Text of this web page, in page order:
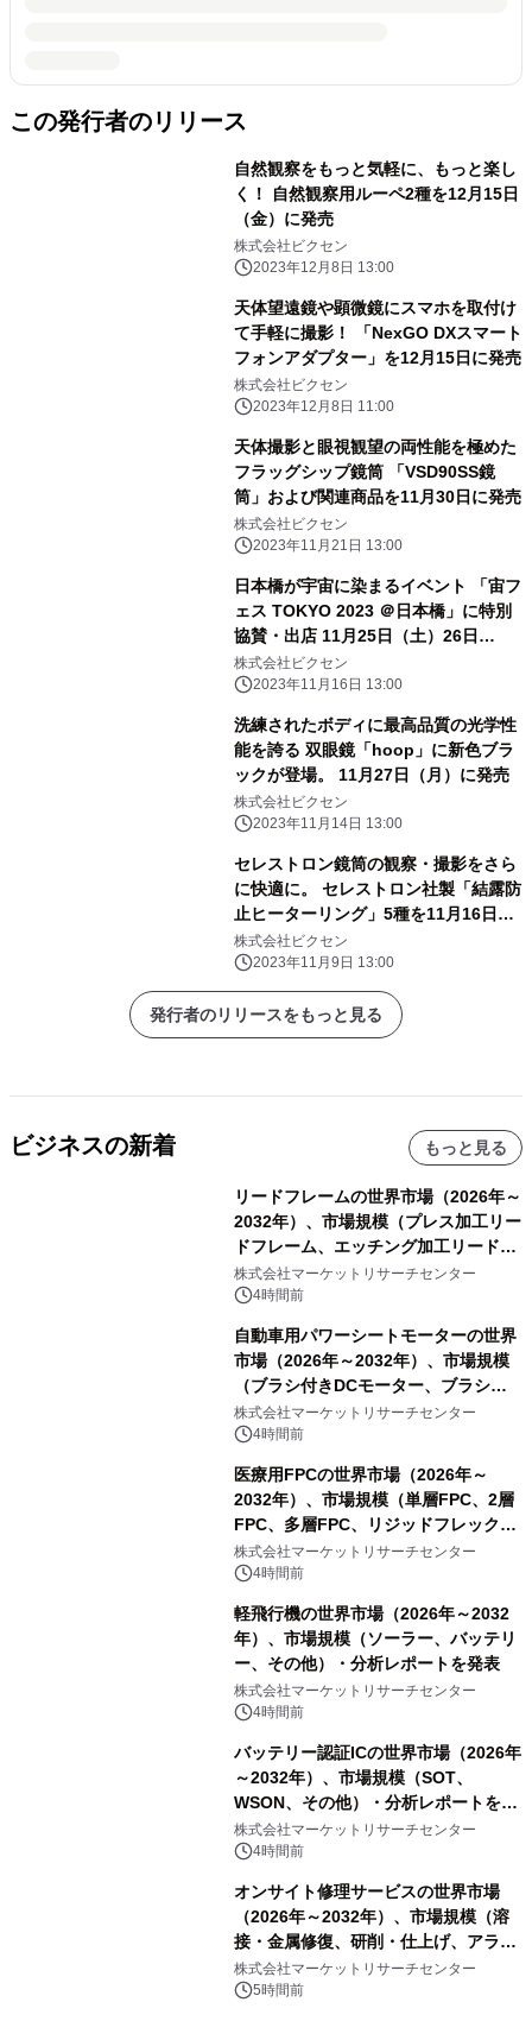
この発行者のリリース
自然観察をもっと気軽に、もっと楽し
く！ 自然観察用ルーペ2種を12月15日
（金）に発売
株式会社ビクセン
2023年12月8日 13:00
天体望遠鏡や顕微鏡にスマホを取付け
て手軽に撮影！ 「NexGO DXスマート
フォンアダプター」を12月15日に発売
株式会社ビクセン
2023年12月8日 11:00
天体撮影と眼視観望の両性能を極めた
フラッグシップ鏡筒 「VSD90SS鏡
筒」および関連商品を11月30日に発売
株式会社ビクセン
2023年11月21日 13:00
日本橋が宇宙に染まるイベント 「宙フ
ェス TOKYO 2023 ＠日本橋」に特別
協賛・出店 11月25日（土）26日
（日）開催
株式会社ビクセン
2023年11月16日 13:00
洗練されたボディに最高品質の光学性
能を誇る 双眼鏡「hoop」に新色ブラ
ックが登場。 11月27日（月）に発売
株式会社ビクセン
2023年11月14日 13:00
セレストロン鏡筒の観察・撮影をさら
に快適に。 セレストロン社製「結露防
止ヒーターリング」5種を11月16日
（木）に発売。
株式会社ビクセン
2023年11月9日 13:00
発行者のリリースをもっと見る
ビジネスの新着 もっと見る
リードフレームの世界市場（2026年～
2032年）、市場規模（プレス加工リー
ドフレーム、エッチング加工リードフ
レーム）・分析レポートを発表
株式会社マーケットリサーチセンター
4時間前
自動車用パワーシートモーターの世界
市場（2026年～2032年）、市場規模
（ブラシ付きDCモーター、ブラシレ
スDCモーター）・分析レポートを発
表
株式会社マーケットリサーチセンター
4時間前
医療用FPCの世界市場（2026年～
2032年）、市場規模（単層FPC、2層
FPC、多層FPC、リジッドフレックス
PCB）・分析レポートを発表
株式会社マーケットリサーチセンター
4時間前
軽飛行機の世界市場（2026年～2032
年）、市場規模（ソーラー、バッテリ
ー、その他）・分析レポートを発表
株式会社マーケットリサーチセンター
4時間前
バッテリー認証ICの世界市場（2026年
～2032年）、市場規模（SOT、
WSON、その他）・分析レポートを発
表
株式会社マーケットリサーチセンター
4時間前
オンサイト修理サービスの世界市場
（2026年～2032年）、市場規模（溶
接・金属修復、研削・仕上げ、アライ
メント、その他）・分析レポートを発
表
株式会社マーケットリサーチセンター
5時間前